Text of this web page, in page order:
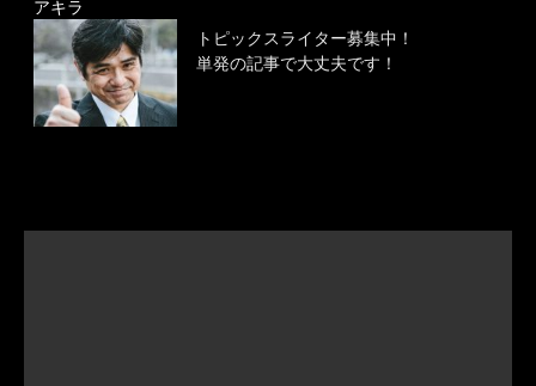
アキラ
トピックスライター募集中！
単発の記事で大丈夫です！